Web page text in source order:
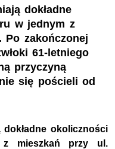
dokładne
w jednym z
Po zakończonej
61-letniego
przyczyną
się pościeli od
okoliczności
mieszkań przy ul.